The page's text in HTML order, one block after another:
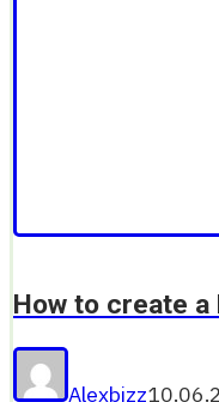
How to create a
Alexbizz